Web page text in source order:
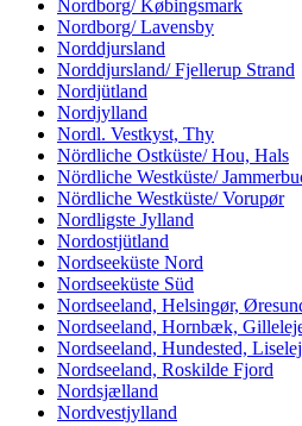
Nordborg/ Købingsmark
Nordborg/ Lavensby
Norddjursland
Norddjursland/ Fjellerup Strand
Nordjütland
Nordjylland
Nordl. Vestkyst, Thy
Nördliche Ostküste/ Hou, Hals
Nördliche Westküste/
Nördliche Westküste/ Vorupør
Nordligste Jylland
Nordostjütland
Nordseeküste Nord
Nordseeküste Süd
Nordseeland, Helsingør,
Nordseeland, Hornbæk,
Nordseeland, Hundested,
Nordseeland, Roskilde Fjord
Nordsjælland
Nordvestjylland